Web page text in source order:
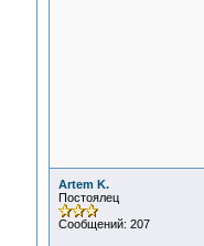
Artem K.
Постоялец
Сообщений: 207